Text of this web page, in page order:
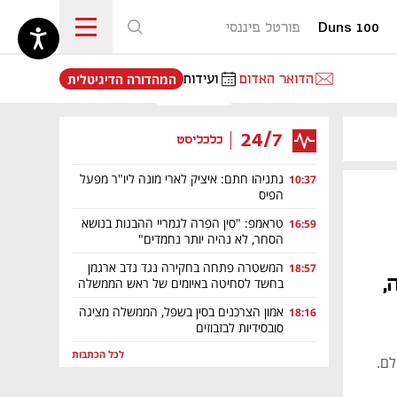
Duns 100 פורטל פיננסי
הדואר האדום ועידות
נפתח בכרטיסייה חדשה
המהדורה הדיגיטלית
24/7 כלכליסט
10:37 נתניהו חתם: איציק לארי מונה ליו"ר מפעל
הפיס
16:59 טראמפ: "סין הפרה לגמריי ההבנות בנושא
הסחר, לא נהיה יותר נחמדים"
18:57 המשטרה פתחה בחקירה נגד נדב ארגמן
בחשד לסחיטה באיומים של ראש הממשלה
18:16 אמון הצרכנים בסין בשפל, הממשלה מציגה
סובסידיות לבזבוזים
לכל הכתבות